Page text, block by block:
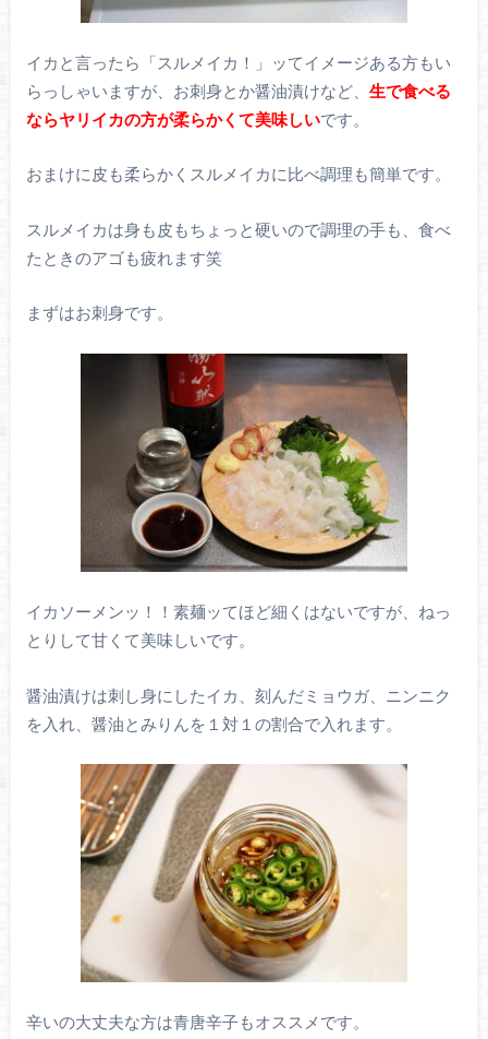
イカと言ったら「スルメイカ！」ッてイメージある方もい
らっしゃいますが、お刺身とか醤油漬けなど、 生で食べる
ならヤリイカの方が柔らかくて美味しいです。
おまけに皮も柔らかくスルメイカに比べ調理も簡単です。
スルメイカは身も皮もちょっと硬いので調理の手も、食べ
たときのアゴも疲れます笑
まずはお刺身です。
イカソーメンッ！！素麺ッてほど細くはないですが、ねっ
とりして甘くて美味しいです。
醤油漬けは刺し身にしたイカ、刻んだミョウガ、ニンニク
を入れ、醤油とみりんを１対１の割合で入れます。
辛いの大丈夫な方は青唐辛子もオススメです。